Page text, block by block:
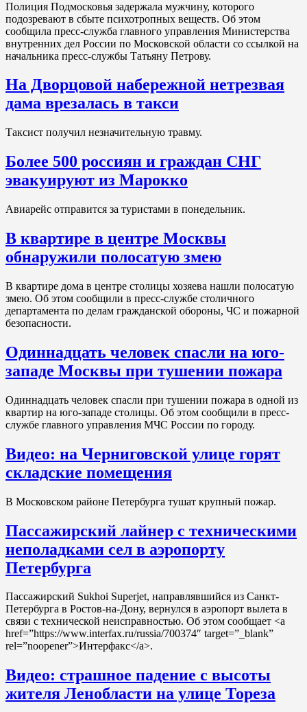
Полиция Подмосковья задержала мужчину, которого
подозревают в сбыте психотропных веществ. Об этом
сообщила пресс-служба главного управления Министерства
внутренних дел России по Московской области со ссылкой на
начальника пресс-службы Татьяну Петрову.
На Дворцовой набережной нетрезвая
дама врезалась в такси
Таксист получил незначительную травму.
Более 500 россиян и граждан СНГ
эвакуируют из Марокко
Авиарейс отправится за туристами в понедельник.
В квартире в центре Москвы
обнаружили полосатую змею
В квартире дома в центре столицы хозяева нашли полосатую
змею. Об этом сообщили в пресс-службе столичного
департамента по делам гражданской обороны, ЧС и пожарной
безопасности.
Одиннадцать человек спасли на юго-
западе Москвы при тушении пожара
Одиннадцать человек спасли при тушении пожара в одной из
квартир на юго-западе столицы. Об этом сообщили в пресс-
службе главного управления МЧС России по городу.
Видео: на Черниговской улице горят
складские помещения
В Московском районе Петербурга тушат крупный пожар.
Пассажирский лайнер с техническими
неполадками сел в аэропорту
Петербурга
Пассажирский Sukhoi Superjet, направлявшийся из Санкт-
Петербурга в Ростов-на-Дону, вернулся в аэропорт вылета в
связи с технической неисправностью. Об этом сообщает <a
href=”https://www.interfax.ru/russia/700374″ target=”_blank”
rel=”noopener”>Интерфакс</a>.
Видео: страшное падение с высоты
жителя Ленобласти на улице Тореза